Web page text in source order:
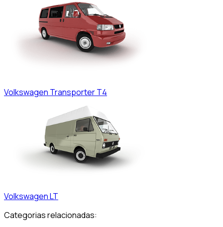
Volkswagen Transporter T4
VolkswagenLT
Categorias relacionadas: